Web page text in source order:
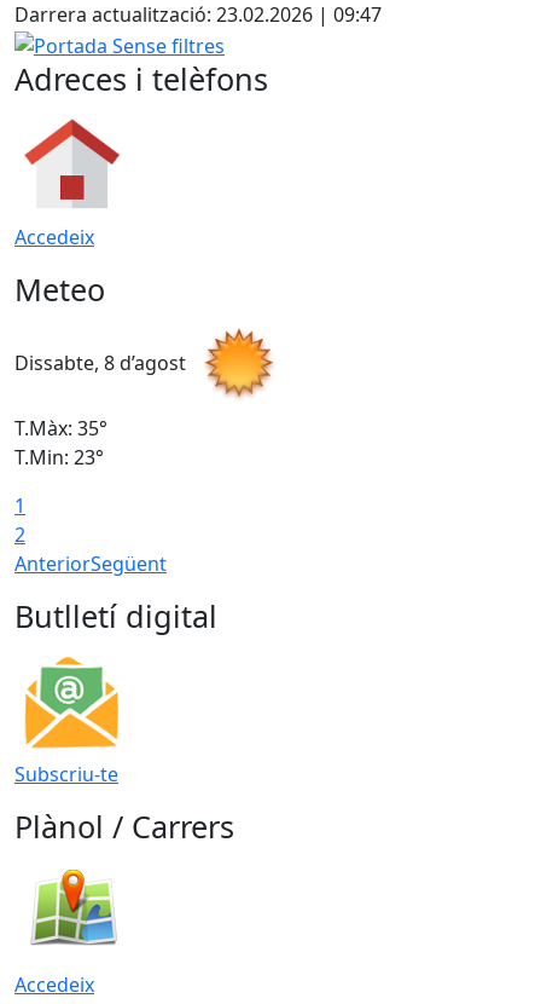
Darrera actualització: 23.02.2026 | 09:47
Portada Sense filtres
Adreces i telèfons
Accedeix
Meteo
Dissabte, 8 d’agost
T.Màx: 35°
T.Min: 23°
1
2
AnteriorSegüent
Butlletí digital
Subscriu-te
Plànol / Carrers
Accedeix